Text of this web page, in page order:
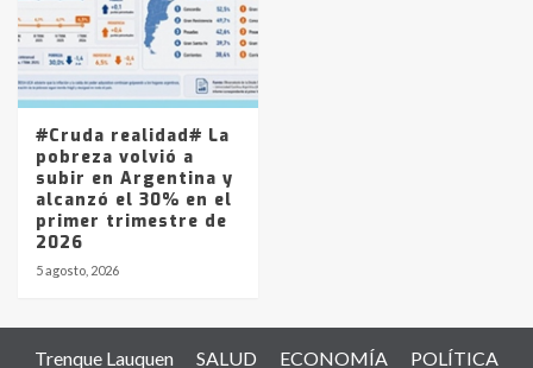
#Cruda realidad# La
pobreza volvió a
subir en Argentina y
alcanzó el 30% en el
primer trimestre de
2026
5 agosto, 2026
Trenque Lauquen SALUD ECONOMÍA POLÍTICA